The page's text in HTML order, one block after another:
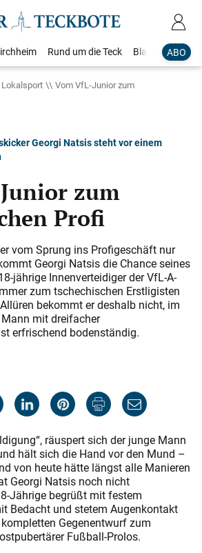
ABO
Rund um die Teck Blaulicht
Lokalsport
Vom VfL-Junior zum
Georgi Natsis steht vor einem
zum
Profi
vom Sprung ins Profigeschäft nur
Georgi Natsis die Chance seines
jährige Innenverteidiger der VfL-A-
zum tschechischen Erstligisten
bekommt er deshalb nicht, im
mit dreifacher
erfrischend bodenständig.
räuspert sich der junge Mann
hält sich die Hand vor den Mund –
von heute hätte längst alle Manieren
Georgi Natsis noch nicht
Jährige begrüßt mit festem
Bedacht und stetem Augenkontakt
Gegenentwurf zum
Fußball-Prolos.